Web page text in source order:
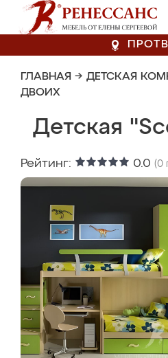
ГЛАВНАЯ → ДЕТСКАЯ
ДВОИХ
Детская
Рейтинг: 0.0 (0